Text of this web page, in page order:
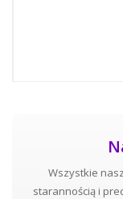
Wszystkie
starannością i